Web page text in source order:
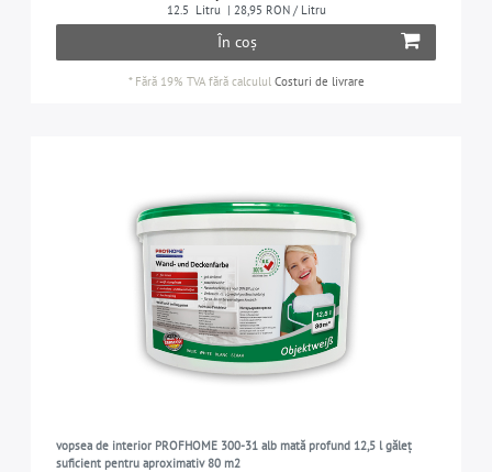
12.5 Litru | 28,95 RON / Litru
În coș
* Fără 19% TVAfără calculul Costuri de livrare
vopsea de interior PROFHOME 300-31 alb mată profund 12,5 l găleț
suficient pentru aproximativ 80 m2